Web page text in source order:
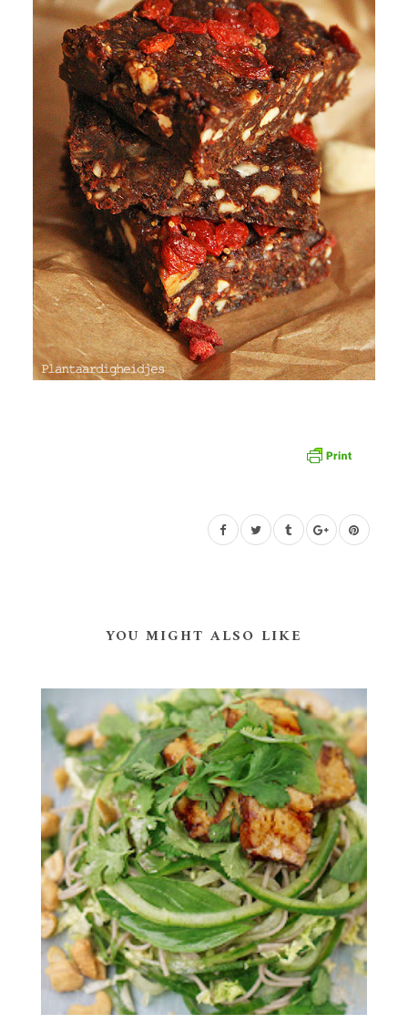
YOU MIGHT ALSO LIKE